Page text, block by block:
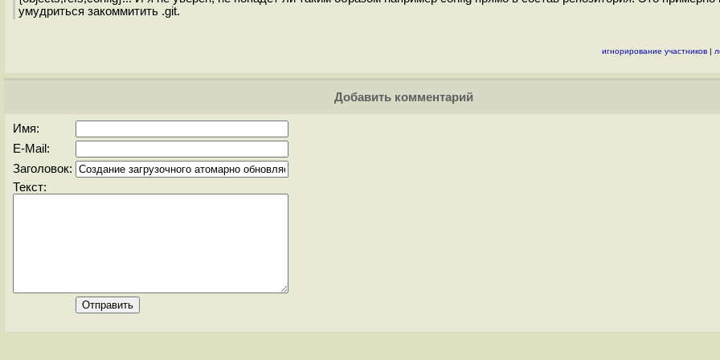
умудриться закоммитить .git.
игнорирование участников |
Добавить комментарий
Имя:
E-Mail:
Заголовок:
Текст: